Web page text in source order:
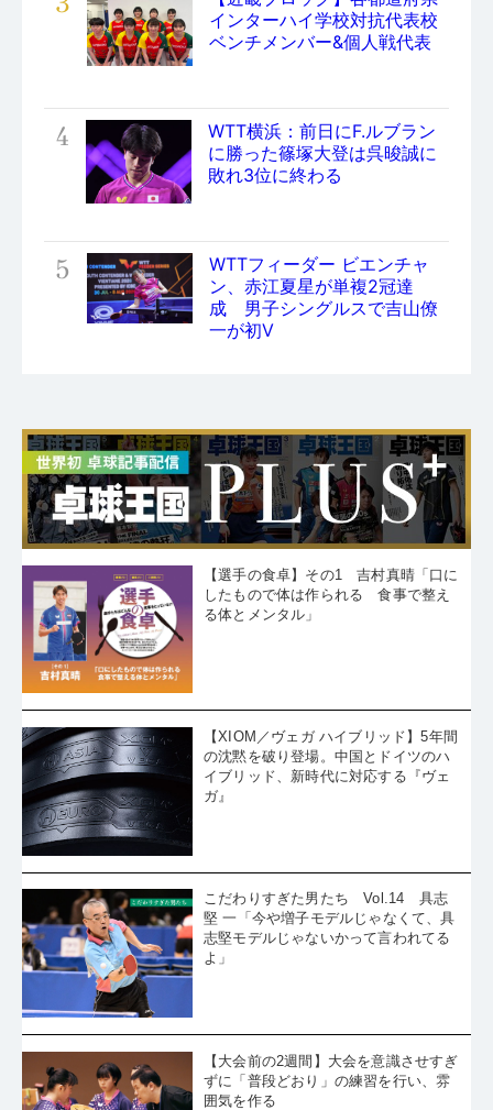
インターハイ学校対抗代表校
ベンチメンバー&個人戦代表
4
WTT横浜：前日にF.ルブラン
に勝った篠塚大登は呉晙誠に
敗れ3位に終わる
5
WTTフィーダー ビエンチャ
ン、赤江夏星が単複2冠達
成 男子シングルスで吉山僚
一が初V
【選手の食卓】その1 吉村真晴「口に
したもので体は作られる 食事で整え
る体とメンタル」
【XIOM／ヴェガ ハイブリッド】5年間
の沈黙を破り登場。中国とドイツのハ
イブリッド、新時代に対応する『ヴェ
ガ』
こだわりすぎた男たち Vol.14 具志
堅 一「今や増子モデルじゃなくて、具
志堅モデルじゃないかって言われてる
よ」
【大会前の2週間】大会を意識させすぎ
ずに「普段どおり」の練習を行い、雰
囲気を作る